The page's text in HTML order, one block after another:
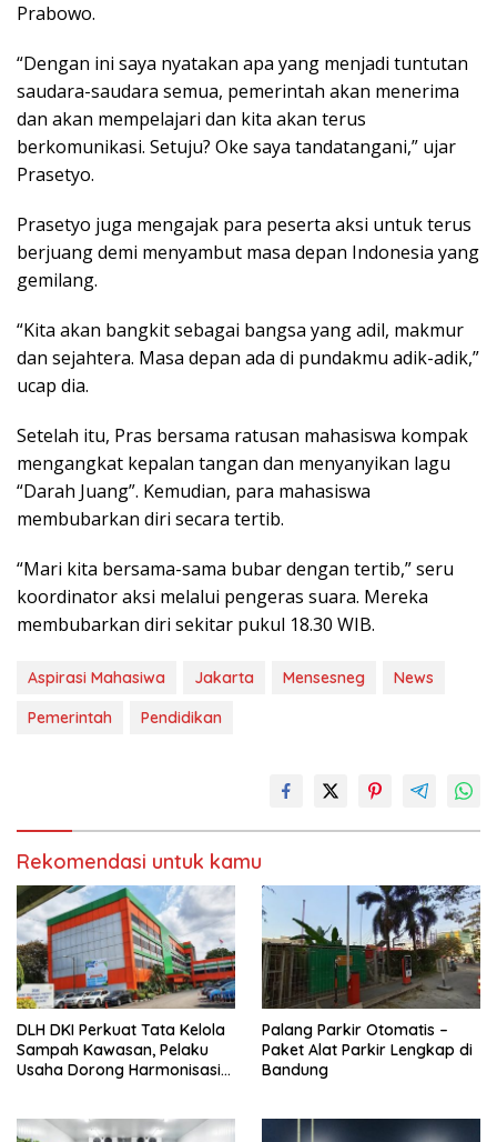
Prabowo.
“Dengan ini saya nyatakan apa yang menjadi tuntutan
saudara-saudara semua, pemerintah akan menerima
dan akan mempelajari dan kita akan terus
berkomunikasi. Setuju? Oke saya tandatangani,” ujar
Prasetyo.
Prasetyo juga mengajak para peserta aksi untuk terus
berjuang demi menyambut masa depan Indonesia yang
gemilang.
“Kita akan bangkit sebagai bangsa yang adil, makmur
dan sejahtera. Masa depan ada di pundakmu adik-adik,”
ucap dia.
Setelah itu, Pras bersama ratusan mahasiswa kompak
mengangkat kepalan tangan dan menyanyikan lagu
“Darah Juang”. Kemudian, para mahasiswa
membubarkan diri secara tertib.
“Mari kita bersama-sama bubar dengan tertib,” seru
koordinator aksi melalui pengeras suara. Mereka
membubarkan diri sekitar pukul 18.30 WIB.
Aspirasi Mahasiwa Jakarta Mensesneg
News
Pemerintah
Pendidikan
Rekomendasi untuk kamu
DLH DKI Perkuat Tata Kelola
Sampah Kawasan, Pelaku
Usaha Dorong Harmonisasi
Palang Parkir Otomatis –
Paket Alat Parkir Lengkap di
Bandung